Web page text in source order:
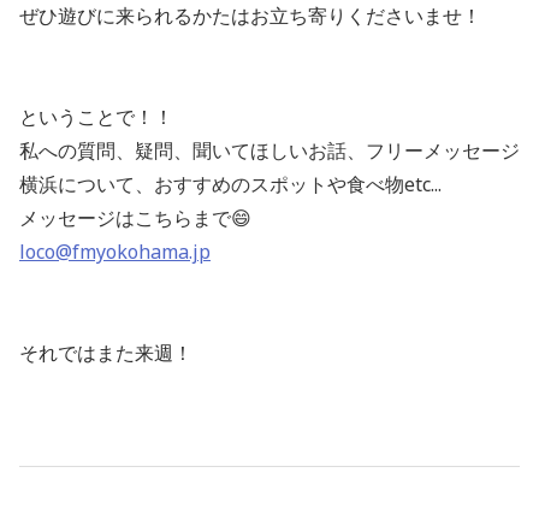
ぜひ遊びに来られるかたはお立ち寄りくださいませ！
ということで！！
私への質問、疑問、聞いてほしいお話、フリーメッセージ
横浜について、おすすめのスポットや食べ物etc...
メッセージはこちらまで😄
loco@fmyokohama.jp
それではまた来週！